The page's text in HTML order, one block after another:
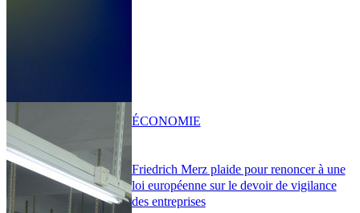
Friedrich Merz plaide pour renoncer à une
loi européenne sur le devoir de vigilance
des entreprises
ÉCONOMIE